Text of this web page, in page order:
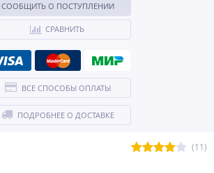
(11)
СООБЩИТЬ О ПОСТУПЛЕНИИ
СРАВНИТЬ
ВСЕ СПОСОБЫ ОПЛАТЫ
ПОДРОБНЕЕ О ДОСТАВКЕ